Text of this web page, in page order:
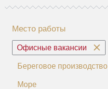
Место работы
Офисные вакансии
Береговое производство
Море